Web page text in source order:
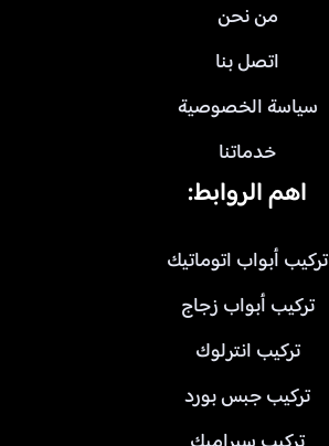
من نحن
اتصل بنا
سياسة الخصوصية
خدماتنا
اهم الروابط:
تركيب أبواب اتوماتيك
تركيب أبواب زجاج
تركيب انترلوك
تركيب جبس بورد